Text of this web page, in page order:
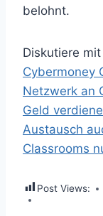
belohnt.
Diskutiere
Cybermoney
Netzwerk an
Geld
Austausch
Classrooms
Post Views: